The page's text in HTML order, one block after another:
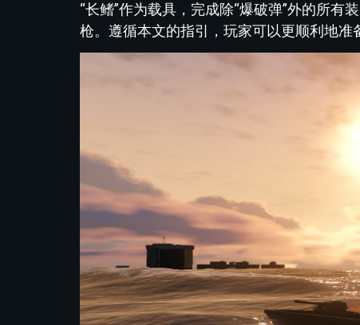
“长鳍”作为载具，完成除“爆破弹”外的所有
枪。遵循本文的指引，玩家可以更顺利地准